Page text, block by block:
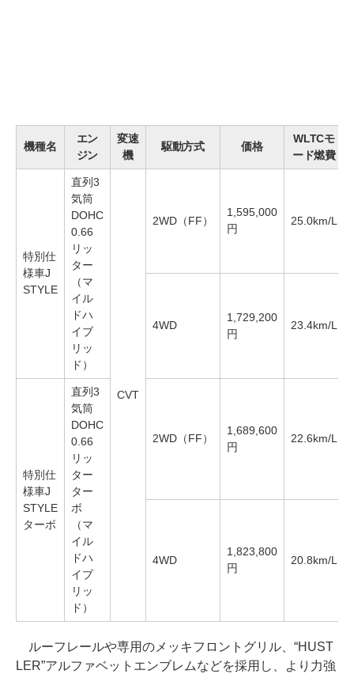
機種名
エン
ジン
変速
機
駆動方式 価格
WLTCモ
ード燃費
特別仕
様車J
STYLE
直列3
気筒
DOHC
0.66
リッ
ター
（マ
イル
ドハ
イブ
リッ
ド）
CVT
2WD（FF）
1,595,000
円
25.0km/L
4WD
1,729,200
円
23.4km/L
特別仕
様車J
STYLE
ターボ
直列3
気筒
DOHC
0.66
リッ
ター
ター
ボ
（マ
イル
ドハ
イブ
リッ
ド）
2WD（FF）
1,689,600
円
22.6km/L
4WD
1,823,800
円
20.8km/L
ルーフレールや専用のメッキフロントグリル、“HUST
LER”アルファベットエンブレムなどを採用し、より力強